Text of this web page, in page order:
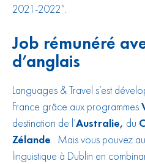
2021-2022”.
Job rémunéré
d’anglais
Languages & Travel s’est
France grâce aux programmes
destination de l’Australie, du
Zélande. Mais vous pouvez
linguistique à Dublin en